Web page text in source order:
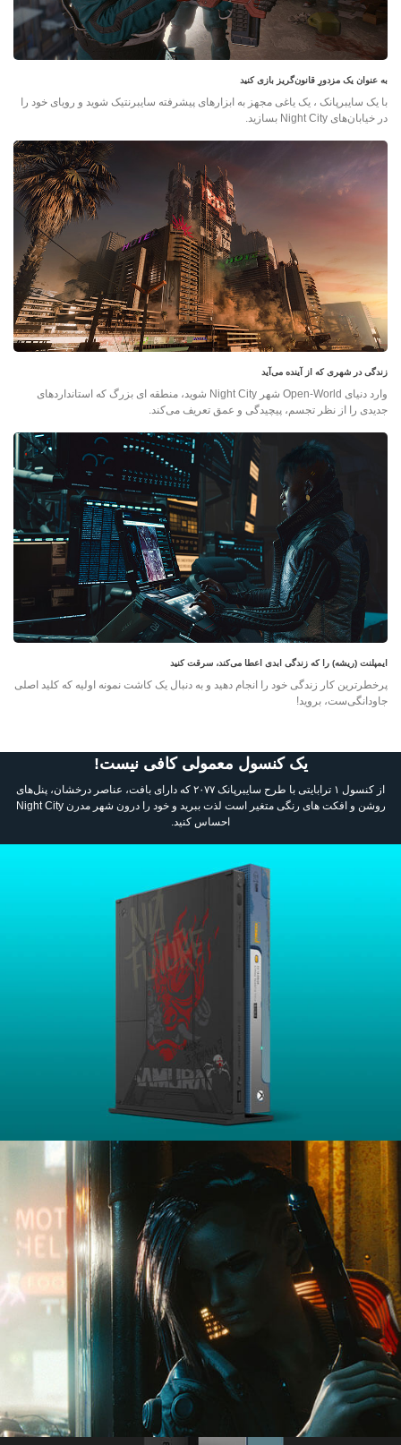
به عنوان یک مزدورِ قانون‌گریز بازی کنید
با یک سایبرپانک ، یک یاغی مجهز به ابزارهای پیشرفته سایبرنتیک شوید و رویای خود را
در خیابان‌های Night City بسازید.
زندگی در شهری که از آینده می‌آید
وارد دنیای Open-World شهر Night City شوید، منطقه ای بزرگ که استانداردهای
جدیدی را از نظر تجسم، پیچیدگی و عمق تعریف می‌کند.
ایمپلنت (ریشه) را که زندگی ابدی اعطا می‌کند، سرقت کنید
پرخطرترین کار زندگی خود را انجام دهید و به دنبال یک کاشت نمونه اولیه که کلید اصلی
جاودانگی‌ست، بروید!
یک کنسول معمولی کافی نیست!
از کنسول ۱ ترابایتی با طرح سایبرپانک ۲۰۷۷ که دارای بافت، عناصر درخشان، پنل‌های
روشن و افکت های رنگی متغیر است لذت ببرید و خود را درون شهر مدرن Night City
احساس کنید.